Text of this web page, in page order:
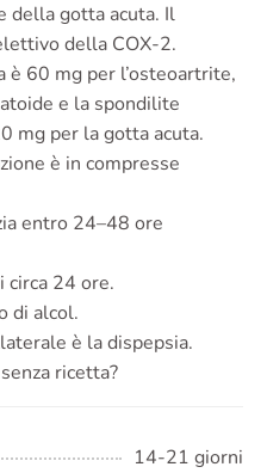
della gotta acuta. Il
della COX-2.
è 60 mg per l’osteoartrite,
e la spondilite
mg per la gotta acuta.
è in compresse
entro 24–48 ore
circa 24 ore.
di alcol.
è la dispepsia.
ricetta?
14-21 giorni